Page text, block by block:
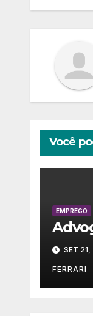
Você
EMPREGO
SET
FERRARI